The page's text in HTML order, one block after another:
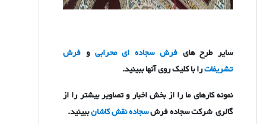
سایر طرح هایفرش سجاده ای محرابی و فرش
تشریفاترا با کلیک روی آنها ببینید.
نمونه کارهای ما را از بخش اخبار و تصاویر بیشتر را از
گالری شرکت سجاده فرشسجاده نقش کاشانببینید.